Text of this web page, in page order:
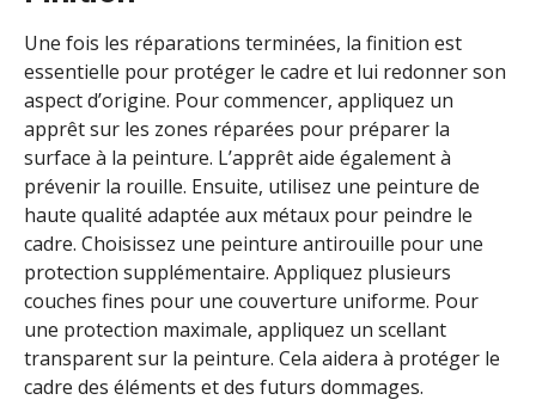
Une fois les réparations terminées, la finition est
essentielle pour protéger le cadre et lui redonner son
aspect d’origine. Pour commencer, appliquez un
apprêt sur les zones réparées pour préparer la
surface à la peinture. L’apprêt aide également à
prévenir la rouille. Ensuite, utilisez une peinture de
haute qualité adaptée aux métaux pour peindre le
cadre. Choisissez une peinture antirouille pour une
protection supplémentaire. Appliquez plusieurs
couches fines pour une couverture uniforme. Pour
une protection maximale, appliquez un scellant
transparent sur la peinture. Cela aidera à protéger le
cadre des éléments et des futurs dommages.